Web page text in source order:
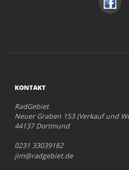
KONTAKT
RadGebiet
Neuer Graben 153 (Verkauf und
44137 Dortmund
0231 33039182
jim@radgebiet.de